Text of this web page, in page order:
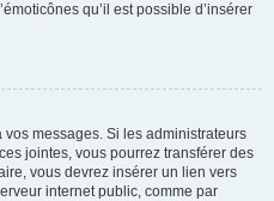
qu’il est possible d’insérer
messages. Si les administrateurs
jointes, vous pourrez transférer des
vous devrez insérer un lien vers
internet public, comme par